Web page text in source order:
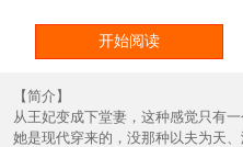
开始阅读
【简介】
从王妃变成下堂妻，这种感觉只有一
她是现代穿来的，没那种以夫为天